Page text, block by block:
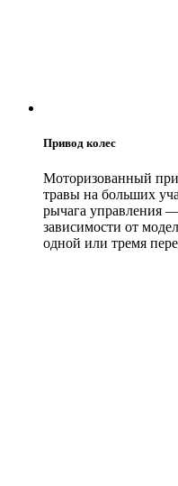
Привод колес
Моторизованный
травы на больших
рычага управления
зависимости от
одной или тремя